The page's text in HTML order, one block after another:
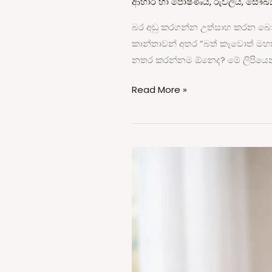
බර අඩු කරගන්න උත්සාහ කරන
කාන්තාවන් අතර “බත් කෑවොත්
නතර කරන්නම ඕනෙද? මේ
එක
නවත්තන්න
ඕනද?
Read More »